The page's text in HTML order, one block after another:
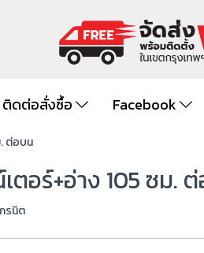
ติดต่อสั่งซื้อ Facebook
. ต่อบน
เตอร์+อ่าง 105 ซม.
รนิต